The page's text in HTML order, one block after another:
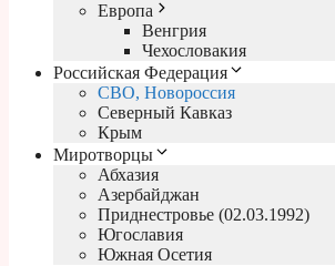
Европа
Венгрия
Чехословакия
Российская Федерация
СВО, Новороссия
Северный Кавказ
Крым
Миротворцы
Абхазия
Азербайджан
Приднестровье (02.03.1992)
Югославия
Южная Осетия